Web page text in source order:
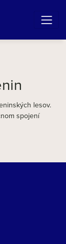
lesov.
spojení